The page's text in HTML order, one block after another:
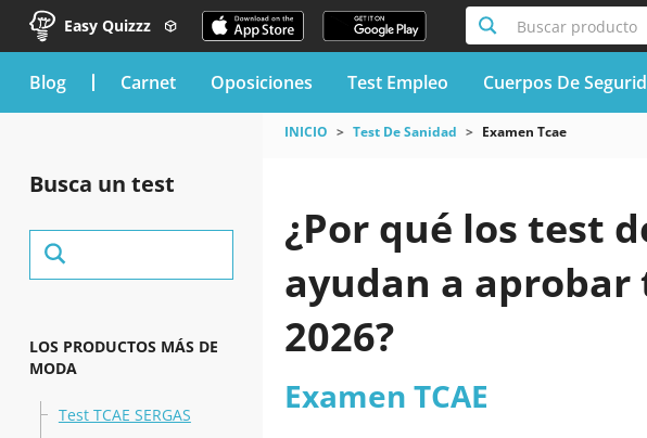
Easy Quizzz Buscar producto
blog Carnet Oposiciones Test Empleo Cuerpos De
Busca un test
LOS PRODUCTOS MÁS DE
MODA
Test TCAE SERGAS
INICIO Test De Sanidad Examen Tcae
¿Por qué los test
ayudan a aprobar
2026?
Examen TCAE